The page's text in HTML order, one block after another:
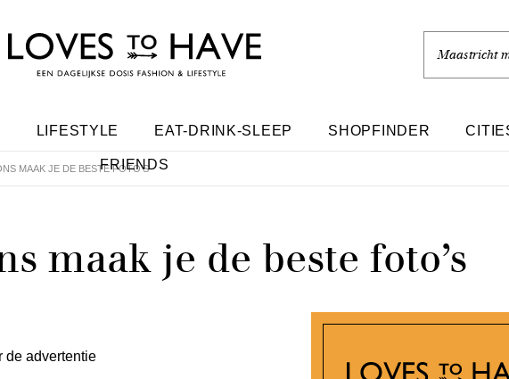
Maastricht
LIFESTYLE EAT-DRINK-SLEEP SHOPFINDER
FRIENDS
MAAK JE DE BESTE FOTO’S
maak je de beste foto’s
de advertentie